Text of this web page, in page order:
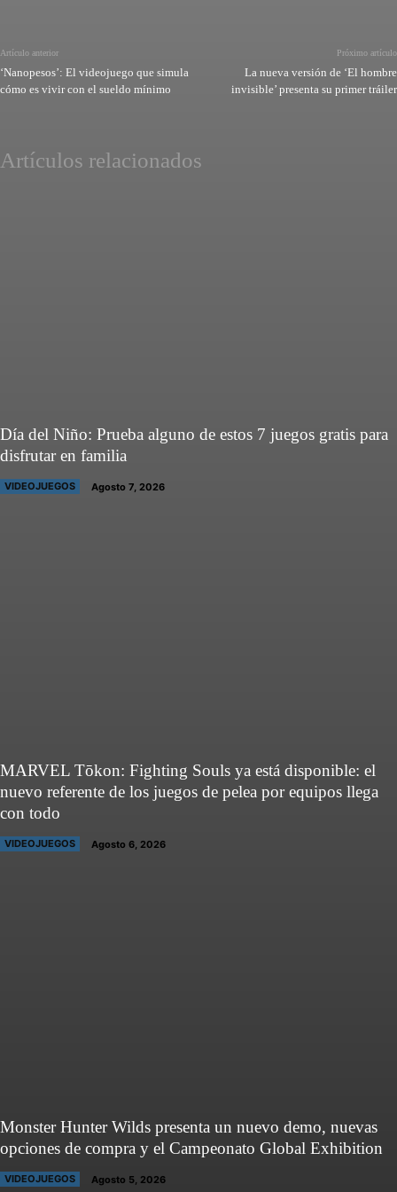
Artículo anterior
‘Nanopesos’: El videojuego que simula
cómo es vivir con el sueldo mínimo
Próximo artículo
La nueva versión de ‘El hombre
invisible’ presenta su primer tráiler
Artículos relacionados
Día del Niño: Prueba alguno de estos 7 juegos gratis para
disfrutar en familia
VIDEOJUEGOS Agosto 7, 2026
MARVEL Tōkon: Fighting Souls ya está disponible: el
nuevo referente de los juegos de pelea por equipos llega
con todo
VIDEOJUEGOS Agosto 6, 2026
Monster Hunter Wilds presenta un nuevo demo, nuevas
opciones de compra y el Campeonato Global Exhibition
VIDEOJUEGOS Agosto 5, 2026